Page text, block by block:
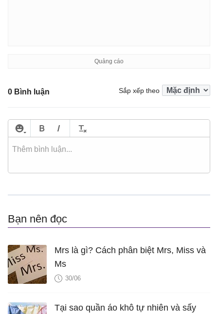
0 Bình luận Sắp xếp theo
Bạn nên đọc
Mrs là gì? Cách phân biệt Mrs, Miss và
Ms
30/06
Tại sao quần áo khô tự nhiên và sấy